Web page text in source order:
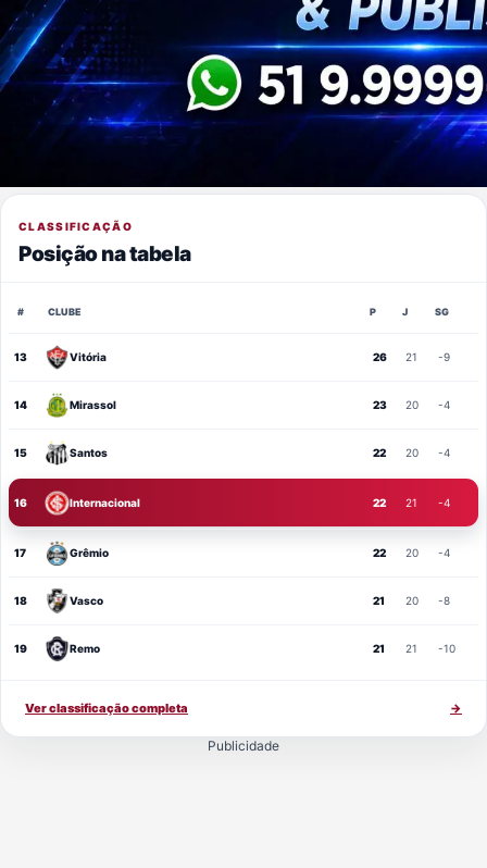
CLASSIFICAÇÃO
Posição na tabela
# CLUBE P J SG
13 Vitória 26 21 -9
14 Mirassol 23 20 -4
15 Santos 22 20 -4
16 Internacional 22 21 -4
17 Grêmio 22 20 -4
18 Vasco 21 20 -8
19 Remo 21 21 -10
Ver classificação completa →
Publicidade